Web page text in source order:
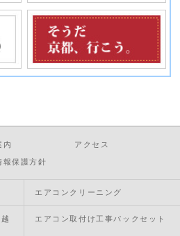
内 アクセス
報保護方針
エアコンクリーニング
エアコン取付け工事パックセット